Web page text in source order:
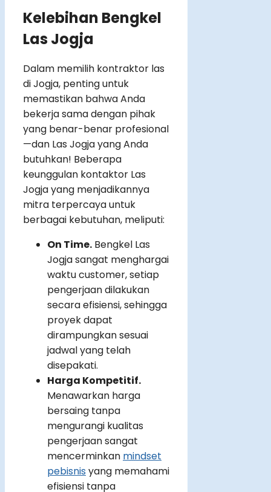
Kelebihan Bengkel
Las Jogja
Dalam memilih kontraktor las
di Jogja, penting untuk
memastikan bahwa Anda
bekerja sama dengan pihak
yang benar-benar profesional
—dan Las Jogja yang Anda
butuhkan! Beberapa
keunggulan kontaktor Las
Jogja yang menjadikannya
mitra terpercaya untuk
berbagai kebutuhan, meliputi:
On Time. Bengkel Las
Jogja sangat menghargai
waktu customer, setiap
pengerjaan dilakukan
secara efisiensi, sehingga
proyek dapat
dirampungkan sesuai
jadwal yang telah
disepakati.
Harga Kompetitif.
Menawarkan harga
bersaing tanpa
mengurangi kualitas
pengerjaan sangat
mencerminkan mindset
pebisnis yang memahami
efisiensi tanpa